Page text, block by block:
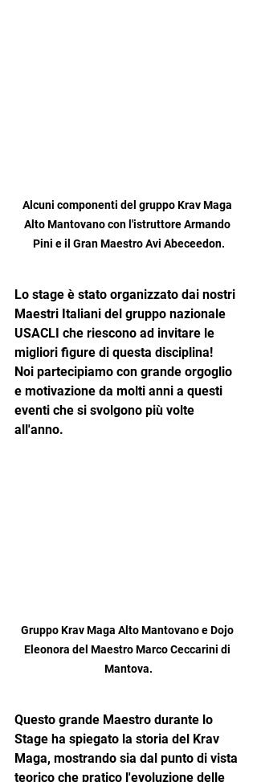
Alcuni componenti del gruppo Krav Maga
Alto Mantovano con l'istruttore Armando
Pini e il Gran Maestro Avi Abeceedon.
Lo stage è stato organizzato dai nostri
Maestri Italiani del gruppo nazionale
USACLI che riescono ad invitare le
migliori figure di questa disciplina!
Noi partecipiamo con grande orgoglio
e motivazione da molti anni a questi
eventi che si svolgono più volte
all'anno.
Gruppo Krav Maga Alto Mantovano e Dojo
Eleonora del Maestro Marco Ceccarini di
Mantova.
Questo grande Maestro durante lo
Stage ha spiegato la storia del Krav
Maga, mostrando sia dal punto di vista
teorico che pratico l'evoluzione delle